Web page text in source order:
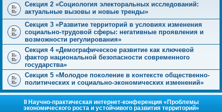
Секция 2 «Социология электоральных исследований:
актуальные вызовы и новые тренды»
Секция 3 «Развитие территорий в условиях изменения
социально-трудовой сферы: негативные проявления и
возможности регулирования»
Секция 4 «Демографическое развитие как ключевой
фактор национальной безопасности современного
государства»
Секция 5 «Молодое поколение в контексте общественно-
политических и социально-экономических изменений»
II Научно-практическая интернет-конференция «Проблемы
экономического роста и устойчивого развития территорий»